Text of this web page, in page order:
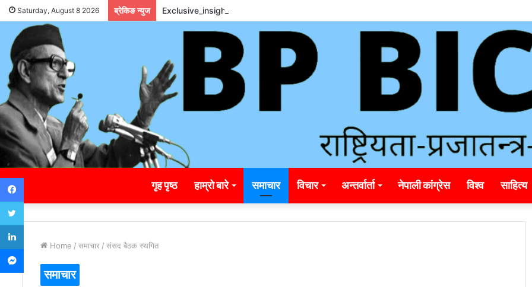
Saturday, August 8 2026 ब्रेकिङ न्युज Exclusive_insights_surrounding_rainbet_empower_informed_crypto_wagering_decision
गृह पृष्ठ हाम्रो बारे समाचार विचार अन्तर्वार्ता नेपाली कांग्रेस विश्व साहित्य
Home / समाचार / संसद बैठक स्थगित
समाचार
Facebook
Twitter
LinkedIn
Messenger